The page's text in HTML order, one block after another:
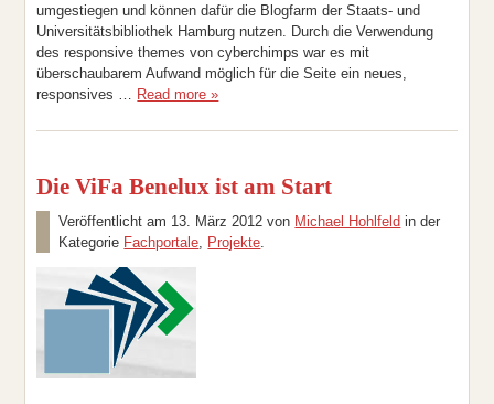
umgestiegen und können dafür die Blogfarm der Staats- und
Universitätsbibliothek Hamburg nutzen. Durch die Verwendung
des responsive themes von cyberchimps war es mit
überschaubarem Aufwand möglich für die Seite ein neues,
responsives …
Read more »
Die ViFa Benelux ist am Start
Veröffentlicht am 13. März 2012 von Michael Hohlfeld in der
Kategorie Fachportale Projekte